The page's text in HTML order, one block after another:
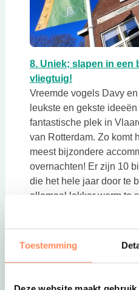
Toestemming
8. Uniek; slapen in een
vliegtuig!Deze link
Vreemde vogels Davy
leukste en gekste
fantastische plek in
van Rotterdam. Zo komt
meest bijzondere
overnachten! Er zijn 10
die het hele jaar door te
allemaal lekker warm te
accommodaties
Bekijk hier alle
van de Vreemde Vogel